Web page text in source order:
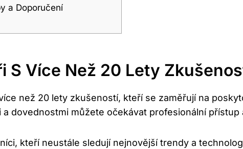
a Doporučení
S Více Než 20 Lety
než 20 lety zkušeností, kteří se zaměřují na
dovednostmi můžete očekávat profesionální
kteří neustále sledují nejnovější trendy a